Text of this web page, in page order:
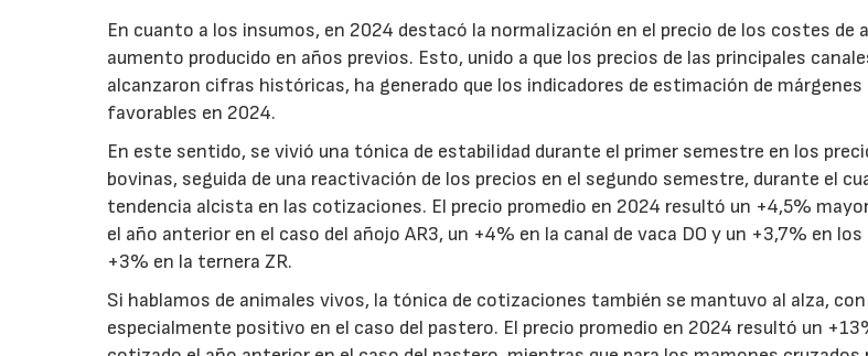
En cuanto a los insumos, en 2024 destacó la normalización en el precio de los costes de
aumento producido en años previos. Esto, unido a que los precios de las principales
alcanzaron cifras históricas, ha generado que los indicadores de estimación de
favorables en 2024.
En este sentido, se vivió una tónica de estabilidad durante el primer semestre en los
bovinas, seguida de una reactivación de los precios en el segundo semestre, durante el
tendencia alcista en las cotizaciones. El precio promedio en 2024 resultó un +4,5%
el año anterior en el caso del añojo AR3, un +4% en la canal de vaca DO y un +3,7% en
+3% en la ternera ZR.
Si hablamos de animales vivos, la tónica de cotizaciones también se mantuvo al alza,
especialmente positivo en el caso del pastero. El precio promedio en 2024 resultó un